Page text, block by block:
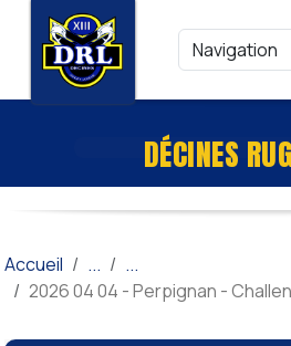
DÉCINES
Accueil
2026 04 04 - Perpignan -
Panneau de gestion des cookies